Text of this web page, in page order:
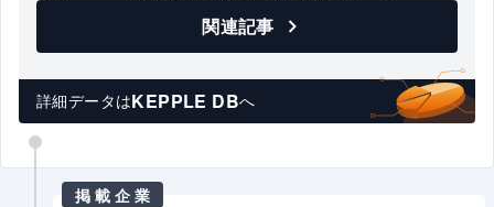
関連記事
詳細データはKEPPLE DBへ
掲載企業